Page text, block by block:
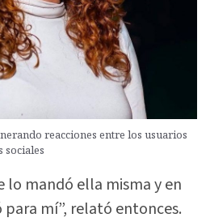
reacciones entre los usuarios
sociales
lo mandó ella misma y en
mí”, relató entonces.